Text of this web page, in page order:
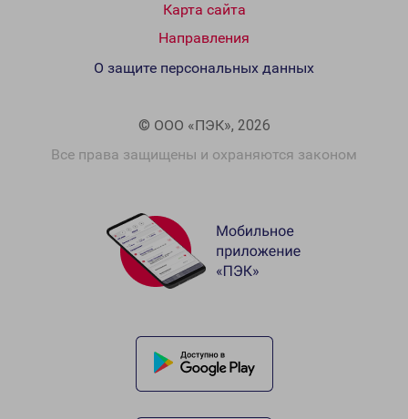
Карта сайта
Направления
© ООО «ПЭК», 2026
Все права защищены и охраняются законом
О защите персональных данных